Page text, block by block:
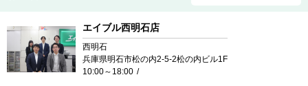
エイブル西明石店
西明石
兵庫県明石市松の内2-5-2松の内ビル1F
10:00～18:00